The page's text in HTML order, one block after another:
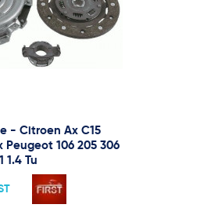
- Citroen Ax C15
Peugeot 106 205 306
1.4 Tu